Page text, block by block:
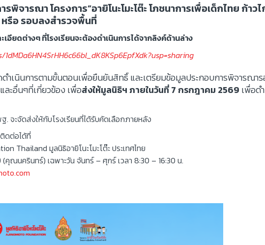
พิจารณา โครงการ”อายิโนะโมะโต๊ะ โภชนาการเพื่อเด็กไทย ก้าว
หรือ รอบลงสำรวจพื้นที่
อียดต่างๆ ที่โรงเรียนจะต้องดำเนินการได้จากลิงค์ด้านล่าง
ดำเนินการตามขั้นตอนเพื่อยืนยันสิทธิ์ และเตรียมข้อมูลประกอบการพิจารณา
ละอื่นๆที่เกี่ยวข้อง เพื่อส่งให้มูลนิธิฯ ภายในวันที่ 7 กรกฎาคม 2569 เพื่อด
จะจัดส่งให้กับโรงเรียนที่ได้รับคัดเลือกภายหลัง
ดต่อได้ที่
Thailand มูลนิธิอายิโนะโมะโต๊ะ ประเทศไทย
ณนครินทร์) เฉพาะวัน จันทร์ – ศุกร์ เวลา 8:30 – 16:30 น.